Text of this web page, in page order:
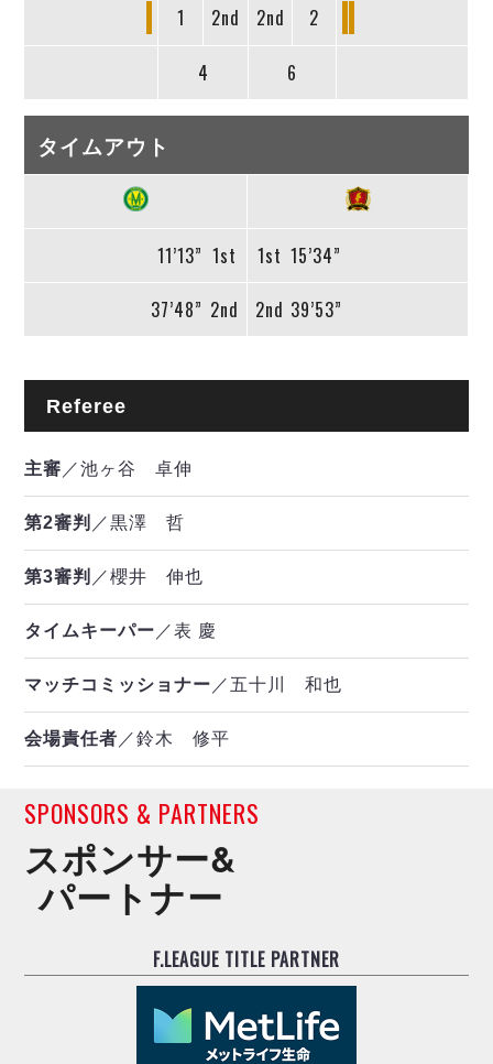
1 2nd 2nd 2
4 6
タイムアウト
11’13” 1st 1st 15’34”
37’48” 2nd 2nd 39’53”
Referee
主審 ／池ヶ谷 卓伸
第2審判 ／黒澤 哲
第3審判 ／櫻井 伸也
タイムキーパー ／表 慶
マッチコミッショナー ／五十川 和也
会場責任者 ／鈴木 修平
SPONSORS & PARTNERS
スポンサー&
パートナー
F.LEAGUE TITLE PARTNER